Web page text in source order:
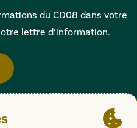
du CD08 dans votre
lettre d’information.